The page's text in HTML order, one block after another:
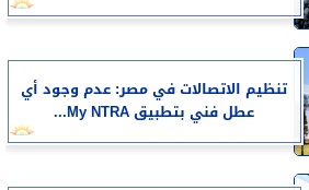
تنظيم الاتصالات في مصر: عدم وجود أي
عطل فني بتطبيق My NTRA...